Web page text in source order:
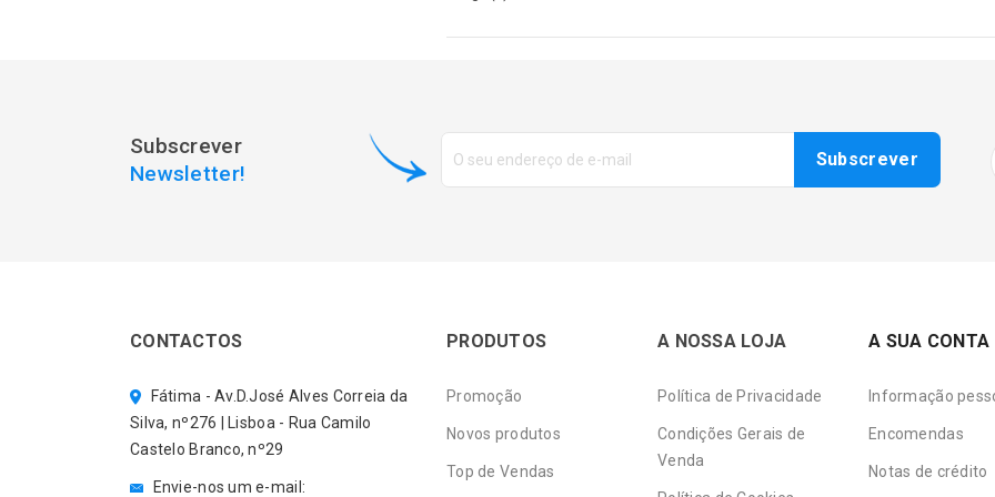
Subscrever
Newsletter!
CONTACTOS
Fátima - Av.D.José Alves Correia da
Silva, nº276 | Lisboa - Rua Camilo
Castelo Branco, nº29
Envie-nos um e-mail:
PRODUTOS
Promoção
Novos produtos
Top de Vendas
A NOSSA LOJA
Política de Privacidade
Condições Gerais de
Venda
A SUA CONTA
Informação
Encomendas
Notas de crédito